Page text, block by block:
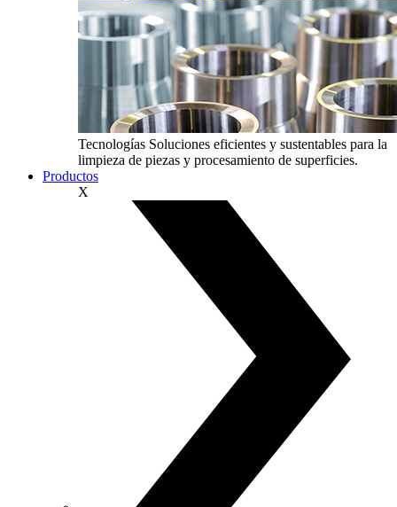
Tecnologías Soluciones eficientes y sustentables para la
limpieza de piezas y procesamiento de superficies.
Productos
X